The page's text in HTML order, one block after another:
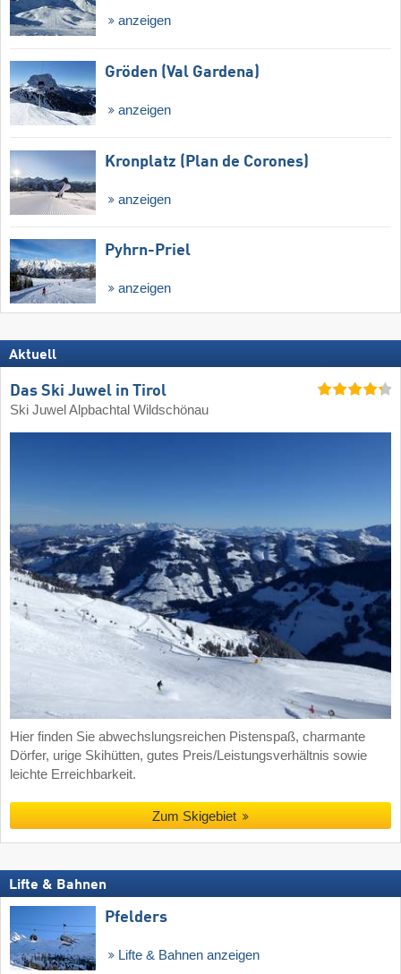
anzeigen
Gröden (Val Gardena)
anzeigen
Kronplatz (Plan de Corones)
anzeigen
Pyhrn-Priel
anzeigen
Aktuell
Das Ski Juwel in Tirol
Ski Juwel Alpbachtal Wildschönau
Hier finden Sie abwechslungsreichen Pistenspaß, charmante
Dörfer, urige Skihütten, gutes Preis/Leistungsverhältnis sowie
leichte Erreichbarkeit.
Zum Skigebiet
Lifte & Bahnen
Pfelders
Lifte & Bahnen anzeigen